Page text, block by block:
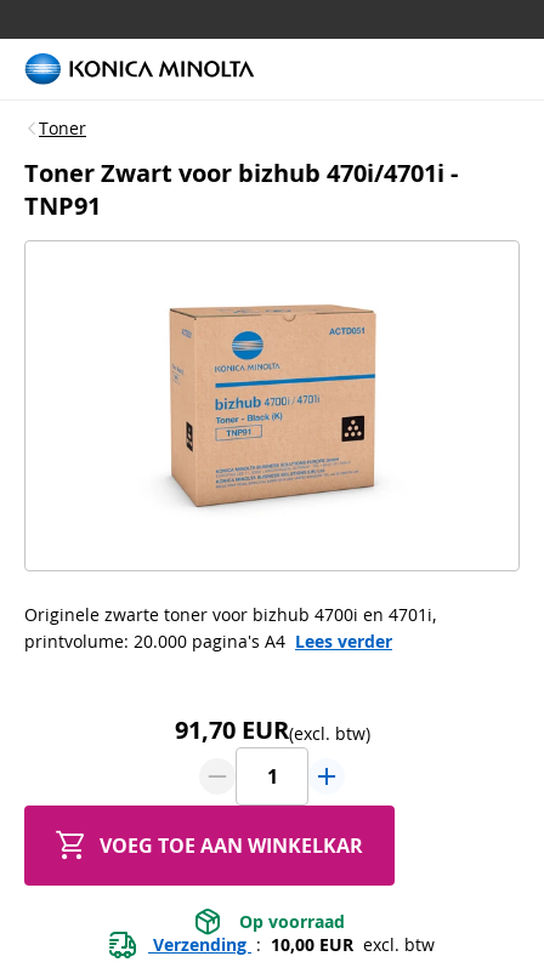
Toner
Toner Zwart voor bizhub 470i/4701i -
TNP91
Originele zwarte toner voor bizhub 4700i en 4701i,
printvolume: 20.000 pagina's A4 Lees verder
91,70 EUR(excl. btw)
VOEG TOE AAN WINKELKAR
Op voorraad
Verzending : 10,00 EUR excl. btw